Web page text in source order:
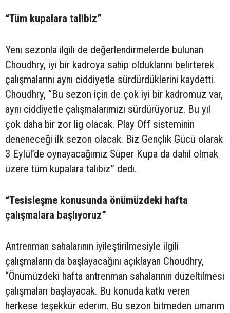
“Tüm kupalara talibiz”
Yeni sezonla ilgili de değerlendirmelerde bulunan
Choudhry, iyi bir kadroya sahip olduklarını belirterek
çalışmalarını aynı ciddiyetle sürdürdüklerini kaydetti.
Choudhry, “Bu sezon için de çok iyi bir kadromuz var,
aynı ciddiyetle çalışmalarımızı sürdürüyoruz. Bu yıl
çok daha bir zor lig olacak. Play Off sisteminin
deneneceği ilk sezon olacak. Biz Gençlik Gücü olarak
3 Eylül’de oynayacağımız Süper Kupa da dahil olmak
üzere tüm kupalara talibiz” dedi.
“Tesisleşme konusunda önümüzdeki hafta
çalışmalara başlıyoruz”
Antrenman sahalarının iyileştirilmesiyle ilgili
çalışmaların da başlayacağını açıklayan Choudhry,
“Önümüzdeki hafta antrenman sahalarının düzeltilmesi
çalışmaları başlayacak. Bu konuda katkı veren
herkese teşekkür ederim. Bu sezon bitmeden umarım